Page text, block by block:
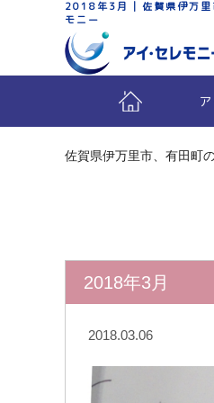
2018年3月 | 佐賀県伊万里
モニー
佐賀県伊万里市、有田町
2018年3月
2018.03.06